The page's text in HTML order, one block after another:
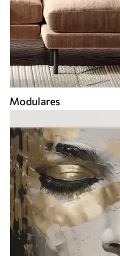
Modulares